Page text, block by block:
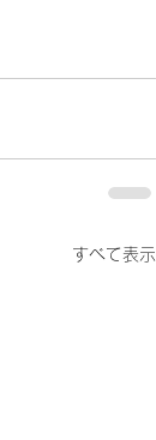
すべて表示